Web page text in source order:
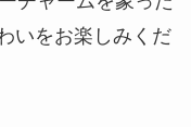
いをお楽しみくだ